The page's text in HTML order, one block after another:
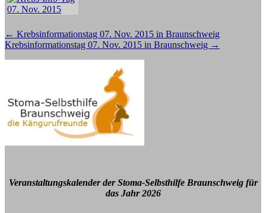
Beitragsnavigation
← Krebsinformationstag 07. Nov. 2015 in Braunschweig
Krebsinformationstag 07. Nov. 2015 in Braunschweig →
Veranstaltungskalender der Stoma-Selbsthilfe Braunschweig für
das Jahr 2026